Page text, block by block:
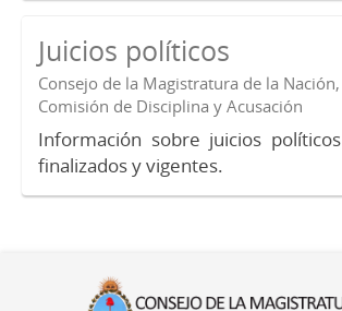
Juicios políticos
Consejo de la Magistratura de la Nación,
Comisión de Disciplina y Acusación
Información sobre juicios políticos
finalizados y vigentes.